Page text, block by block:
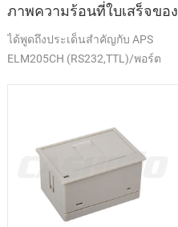
ภาพความร้อนที่ใบเสร็จของ
เครื่องพิมพ์ CSN-A1
ได้พูดถึงประเด็นสำคัญกับ APS
ELM205CH (RS232,TTL)/พอร์ต